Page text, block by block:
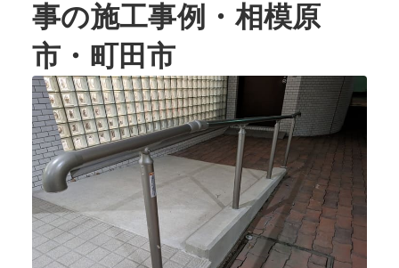
事の施工事例・相模原
市・町田市